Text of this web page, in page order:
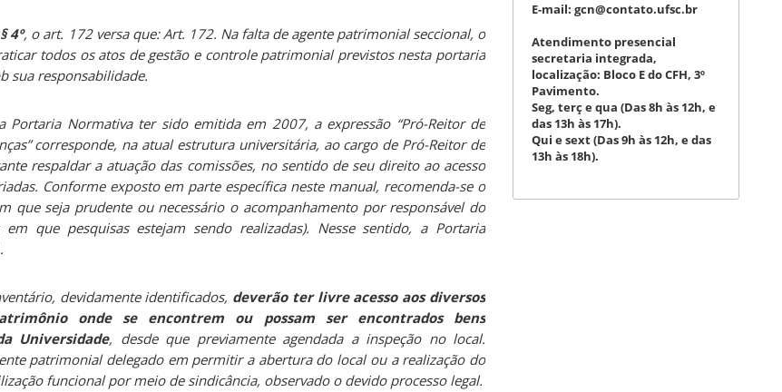
4º, o art. 172 versa que: Art. 172. Na falta de agente patrimonial seccional, o
todos os atos de gestão e controle patrimonial previstos nesta portaria
sua responsabilidade.
Portaria Normativa ter sido emitida em 2007, a expressão “Pró-Reitor de
corresponde, na atual estrutura universitária, ao cargo de Pró-Reitor de
respaldar a atuação das comissões, no sentido de seu direito ao acesso
Conforme exposto em parte específica neste manual, recomenda-se o
que seja prudente ou necessário o acompanhamento por responsável do
que pesquisas estejam sendo realizadas). Nesse sentido, a Portaria
devidamente identificados, deverão ter livre acesso aos diversos
onde se encontrem ou possam ser encontrados bens
Universidade, desde que previamente agendada a inspeção no local.
patrimonial delegado em permitir a abertura do local ou a realização do
funcional por meio de sindicância, observado o devido processo legal.
E-mail: gcn@contato.ufsc.br
Atendimento presencial
secretaria integrada,
localização: Bloco E do CFH, 3º
Pavimento.
Seg, terç e qua (Das 8h às 12h, e
das 13h às 17h).
Qui e sext (Das 9h às 12h, e das
13h às 18h).